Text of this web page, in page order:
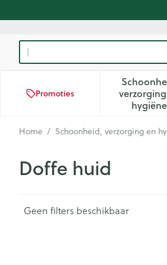
Product, merk, categorie...
Promoties
hygiëne
Home / Schoonheid, verzorging en
Doffe huid
Geen filters beschikbaar